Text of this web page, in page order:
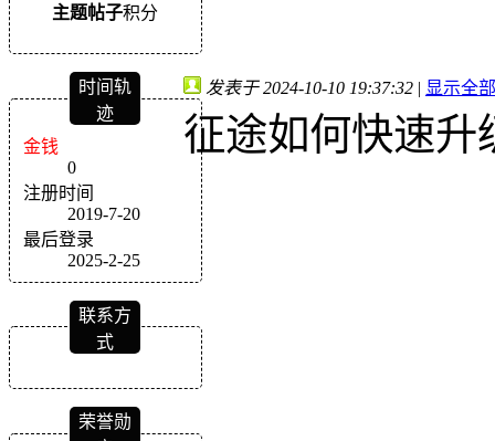
主题帖子积分
时间轨
迹
金钱
0
注册时间
2019-7-20
最后登录
2025-2-25
联系方
式
荣誉勋
发表于 2024-10-10 19:37:32 | 显示全
征途如何快速升